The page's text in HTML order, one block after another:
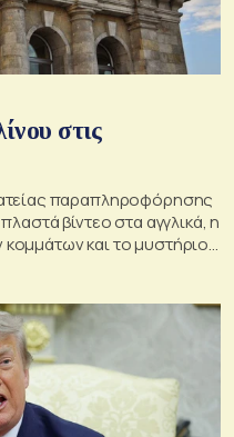
στις
παραπληροφόρησης
βίντεο στα αγγλικά, η
και το μυστήριο